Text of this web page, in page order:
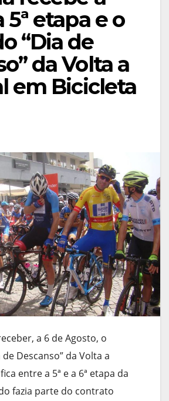
etapa e o
“Dia de
da Volta a
em Bicicleta
a 6 de Agosto, o
Descanso” da Volta a
entre a 5ª e a 6ª etapa da
fazia parte do contrato